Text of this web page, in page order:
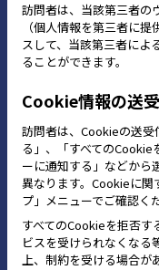
訪問者は、当該第三者の
（個人情報を第三者に
スして、当該第三者によ
ることができます。
Cookie情報の送
訪問者は、Cookieの送受
る」、「すべての
ーに通知する」などから
異なります。Cookieに関
プ」メニューでご確認く
すべてのCookieを拒否す
ビスを受けられなくなる
上、制約を受ける場合が